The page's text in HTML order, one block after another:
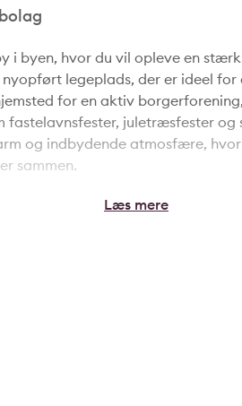
i byen, hvor du vil opleve en
legeplads, der er ideel for
for en aktiv
fastelavnsfester, juletræsfester og
og indbydende atmosfære,
sammen.
for dine børn at finde nye